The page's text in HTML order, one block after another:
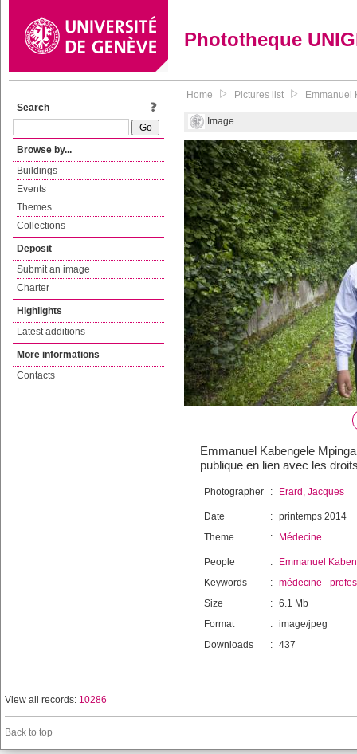
Phototheque
Search
Browse by...
Buildings
Events
Themes
Collections
Deposit
Submit an image
Charter
Highlights
Latest additions
More informations
Contacts
Home Pictures list Emmanuel
Image
Emmanuel Kabengele
publique en lien avec les
Photographer : Erard, Jacques
Date : printemps 2014
Theme
: Médecine
People :
Emmanuel
Keywords
: médecine -
Size
: 6.1 Mb
Format
: image/jpeg
Downloads
: 437
View all records: 10286
Back to top